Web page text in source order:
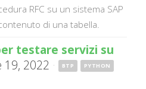
RFC su un sistema SAP
di una tabella.
testare servizi su
19, 2022 · BTP
PYTHON